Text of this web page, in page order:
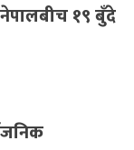
नेपालबीच १९ बुँदे